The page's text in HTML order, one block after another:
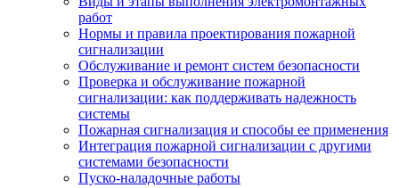
работ
Нормы и правила проектирования пожарной
сигнализации
Обслуживание и ремонт систем безопасности
Проверка и обслуживание пожарной
сигнализации: как поддерживать надежность
системы
Пожарная сигнализация и способы ее применения
Интеграция пожарной сигнализации с другими
системами безопасности
Пуско-наладочные работы